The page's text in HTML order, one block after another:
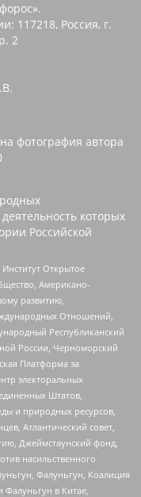
117218, Россия, г.
2
фотография автора
которых
Российской
Открытое
Американо-
развитию,
Отношений,
Республиканский
России, Черноморский
Платформа за
электоральных
Штатов,
и природных ресурсов,
Атлантический совет,
Джеймстаунский фонд,
насильственного
Фалуньгун, Коалиция
в Китае,